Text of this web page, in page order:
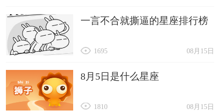
一言不合就撕逼的星座排行榜
08月15日
1695
8月5日是什么星座
08月15日
1810